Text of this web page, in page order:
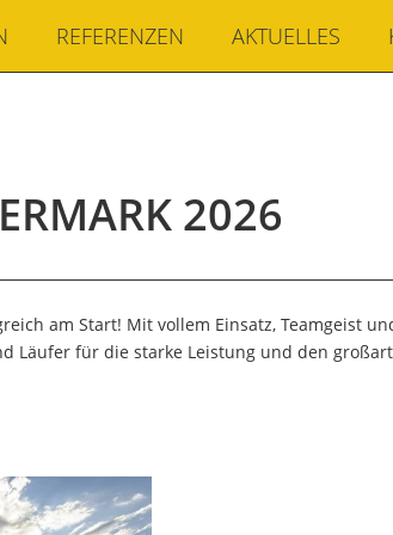
REFERENZEN AKTUELLES
2026
am Start! Mit vollem Einsatz, Teamgeist
Läufer für die starke Leistung und den